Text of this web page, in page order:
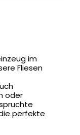
im
Fliesen
oder
perfekte